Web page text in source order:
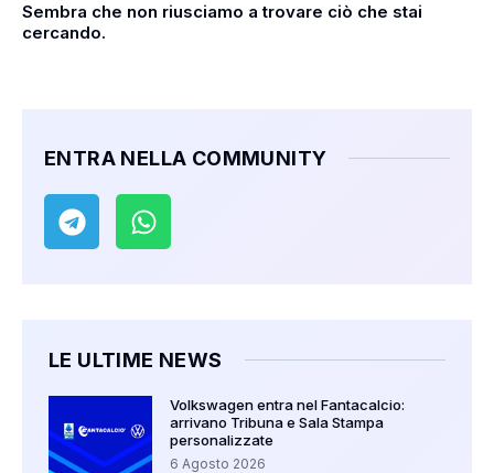
Sembra che non riusciamo a trovare ciò che stai
cercando.
ENTRA NELLA COMMUNITY
LE ULTIME NEWS
Volkswagen entra nel Fantacalcio:
arrivano Tribuna e Sala Stampa
personalizzate
6 Agosto 2026